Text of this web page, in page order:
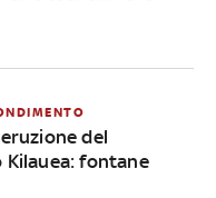
del
Kilauea: fontane